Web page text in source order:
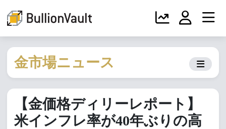
金市場ニュース
【金価格ディリーレポート】
米インフレ率が40年ぶりの高